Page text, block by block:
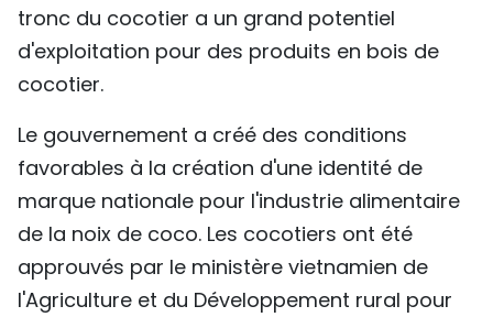
tronc du cocotier a un grand potentiel
d'exploitation pour des produits en bois de
cocotier.
Le gouvernement a créé des conditions
favorables à la création d'une identité de
marque nationale pour l'industrie alimentaire
de la noix de coco. Les cocotiers ont été
approuvés par le ministère vietnamien de
l'Agriculture et du Développement rural pour